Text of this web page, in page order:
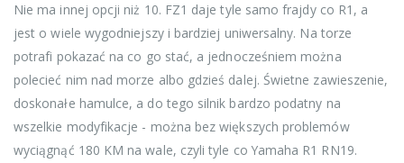
Nie ma innej opcji niż 10. FZ1 daje tyle samo frajdy co R1, a
jest o wiele wygodniejszy i bardziej uniwersalny. Na torze
potrafi pokazać na co go stać, a jednocześniem można
polecieć nim nad morze albo gdzieś dalej. Świetne zawieszenie,
doskonałe hamulce, a do tego silnik bardzo podatny na
wszelkie modyfikacje - można bez większych problemów
wyciągnąć 180 KM na wale, czyli tyle co Yamaha R1 RN19.